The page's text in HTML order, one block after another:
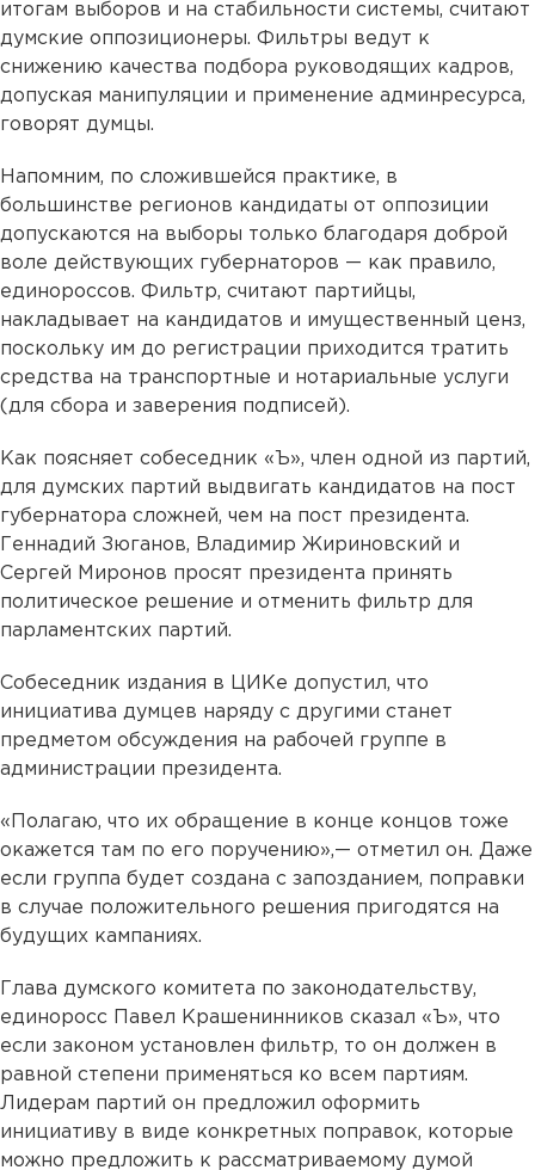
итогам выборов и на стабильности системы, считают
думские оппозиционеры. Фильтры ведут к
снижению качества подбора руководящих кадров,
допуская манипуляции и применение админресурса,
говорят думцы.
Напомним, по сложившейся практике, в
большинстве регионов кандидаты от оппозиции
допускаются на выборы только благодаря доброй
воле действующих губернаторов — как правило,
единороссов. Фильтр, считают партийцы,
накладывает на кандидатов и имущественный ценз,
поскольку им до регистрации приходится тратить
средства на транспортные и нотариальные услуги
(для сбора и заверения подписей).
Как поясняет собеседник «Ъ», член одной из партий,
для думских партий выдвигать кандидатов на пост
губернатора сложней, чем на пост президента.
Геннадий Зюганов, Владимир Жириновский и
Сергей Миронов просят президента принять
политическое решение и отменить фильтр для
парламентских партий.
Собеседник издания в ЦИКе допустил, что
инициатива думцев наряду с другими станет
предметом обсуждения на рабочей группе в
администрации президента.
«Полагаю, что их обращение в конце концов тоже
окажется там по его поручению»,— отметил он. Даже
если группа будет создана с запозданием, поправки
в случае положительного решения пригодятся на
будущих кампаниях.
Глава думского комитета по законодательству,
единоросс Павел Крашенинников сказал «Ъ», что
если законом установлен фильтр, то он должен в
равной степени применяться ко всем партиям.
Лидерам партий он предложил оформить
инициативу в виде конкретных поправок, которые
можно предложить к рассматриваемому думой